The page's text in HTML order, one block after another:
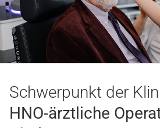
Startseite
Kliniken & Einrichtungen
Schwerpunkt der
HNO-ärztliche